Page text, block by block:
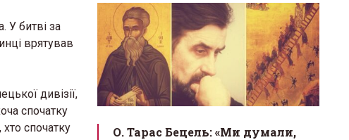
У битві за
врятував
дивізії,
спочатку
спочатку
О. Тарас Бецель: «Ми думали,